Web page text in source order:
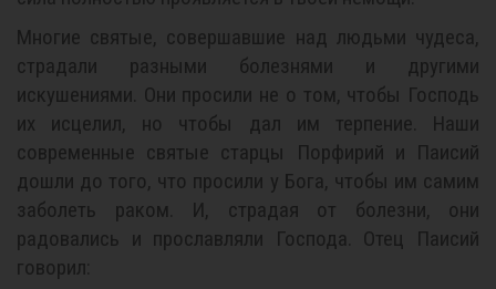
Многие святые, совершавшие над людьми чудеса,
страдали разными болезнями и другими
искушениями. Они просили не о том, чтобы Господь
их исцелил, но чтобы дал им терпение. Наши
современные святые старцы Порфирий и Паисий
дошли до того, что просили у Бога, чтобы им самим
заболеть раком. И, страдая от болезни, они
радовались и прославляли Господа. Отец Паисий
говорил: